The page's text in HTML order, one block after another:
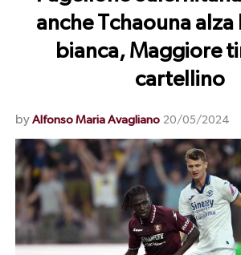
anche Tchaouna
bianca, Maggiore
cartellino
by Alfonso Maria Avagliano 20/05/2024